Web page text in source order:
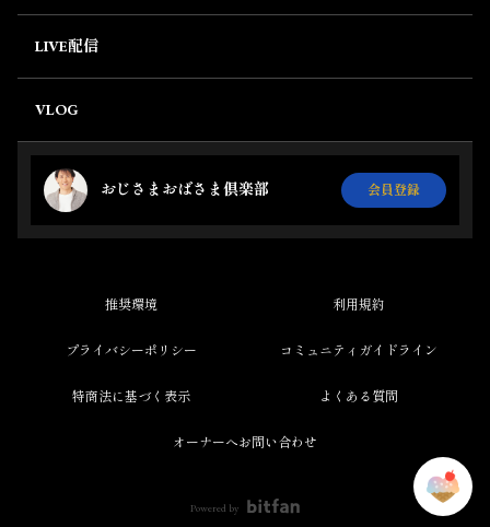
LIVE配信
VLOG
おじさまおばさま倶楽部 会員登録
推奨環境 利用規約
プライバシーポリシー コミュニティガイドライン
特商法に基づく表示 よくある質問
オーナーへお問い合わせ
Powered by